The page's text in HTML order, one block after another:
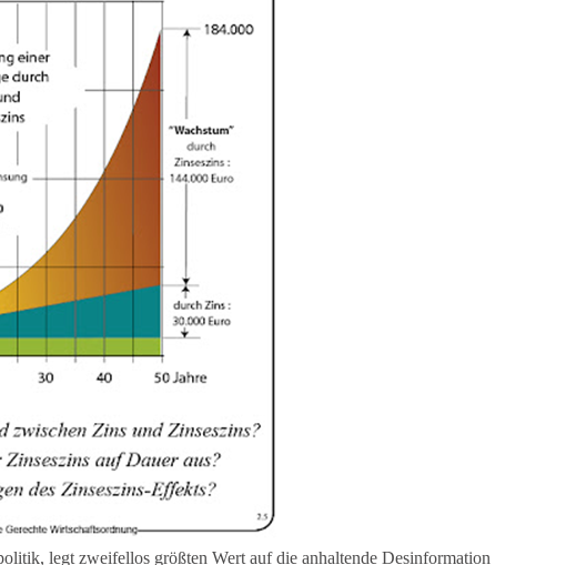
legt zweifellos größten Wert auf die anhaltende Desinformation